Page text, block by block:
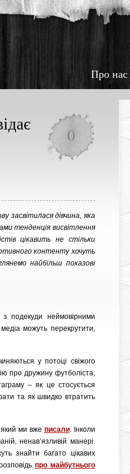
Про нас
0
засвітилася дівчина, яка
тенденція висвітлення
цікавить не стільки
контенту хочуть
найбільш показові
подекуди неймовірними
можуть перекрутити,
у потоці свіжого
про дружину футболіста,
– як це стосується
та як швидко втратить
ми вже писали. Інколи
ненав’язливій манері.
знайти багато цікавих
про майбутнього